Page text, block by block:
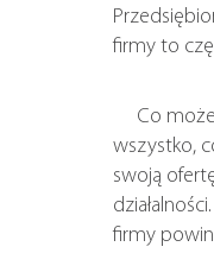
firmy to
Co może
wszystko,
swoją
firmy